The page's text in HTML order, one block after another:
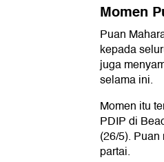
Momen
Puan
kepada
juga
selama ini.
Momen itu
PDIP di
(26/5).
partai.